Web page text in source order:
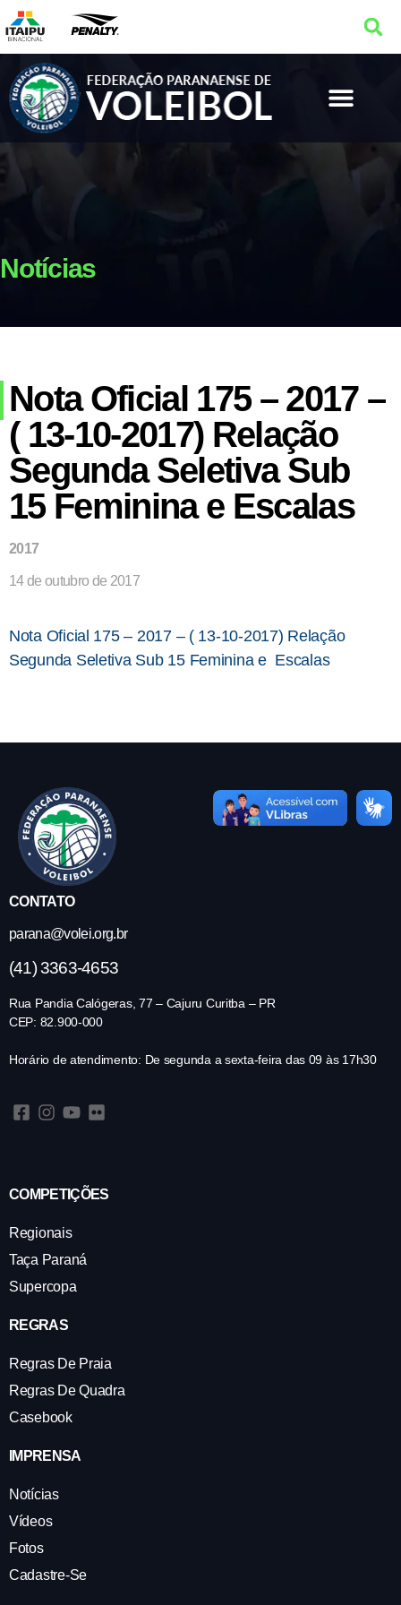
Notícias
Nota Oficial 175 – 2017 –
( 13-10-2017) Relação
Segunda Seletiva Sub
15 Feminina e Escalas
2017
14 de outubro de 2017
Nota Oficial 175 – 2017 – ( 13-10-2017) Relação
Segunda Seletiva Sub 15 Feminina e Escalas
CONTATO
parana@volei.org.br
(41) 3363-4653
Rua Pandia Calógeras, 77 – Cajuru Curitba – PR
CEP: 82.900-000
Horário de atendimento: De segunda a sexta-feira das 09 às 17h30
COMPETIÇÕES
Regionais
Taça Paraná
Supercopa
REGRAS
Regras De Praia
Regras De Quadra
Casebook
IMPRENSA
Notícias
Vídeos
Fotos
Cadastre-Se